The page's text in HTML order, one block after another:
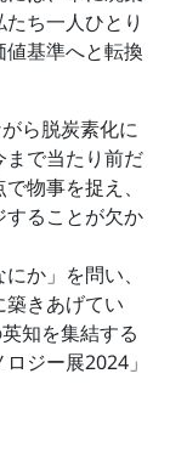
ち一人ひとり
基準へと転換
ら脱炭素化に
まで当たり前だ
物事を捉え、
することが欠か
か」を問い、
きあげてい
知を集結する
ジー展2024」